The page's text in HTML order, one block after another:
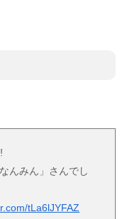
んみん」さんでし
tLa6lJYFAZ